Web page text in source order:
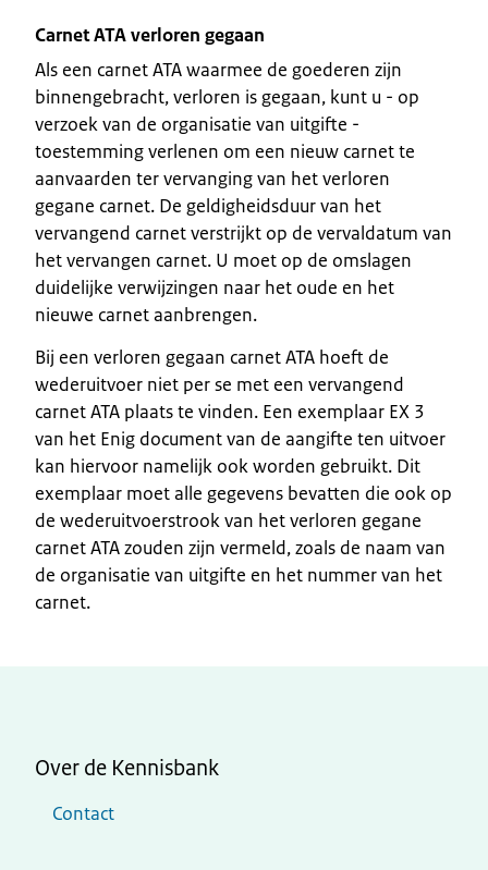
Carnet ATA verloren gegaan
Als een carnet ATA waarmee de goederen zijn
binnengebracht, verloren is gegaan, kunt u - op
verzoek van de organisatie van uitgifte -
toestemming verlenen om een nieuw carnet te
aanvaarden ter vervanging van het verloren
gegane carnet. De geldigheidsduur van het
vervangend carnet verstrijkt op de vervaldatum van
het vervangen carnet. U moet op de omslagen
duidelijke verwijzingen naar het oude en het
nieuwe carnet aanbrengen.
Bij een verloren gegaan carnet ATA hoeft de
wederuitvoer niet per se met een vervangend
carnet ATA plaats te vinden. Een exemplaar EX 3
van het Enig document van de aangifte ten uitvoer
kan hiervoor namelijk ook worden gebruikt. Dit
exemplaar moet alle gegevens bevatten die ook op
de wederuitvoerstrook van het verloren gegane
carnet ATA zouden zijn vermeld, zoals de naam van
de organisatie van uitgifte en het nummer van het
carnet.
Over de Kennisbank
Contact